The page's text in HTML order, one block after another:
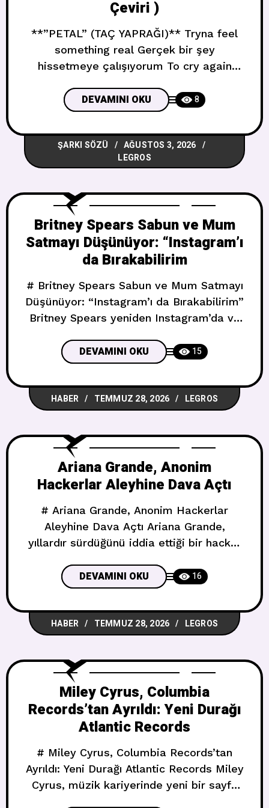
Çeviri )
**”PETAL” (TAÇ YAPRAĞI)** Tryna feel
something real Gerçek bir şey
hissetmeye çalışıyorum To cry again
needs tears Sanatçının gözyaşına ihtiyacı
var derler To write again Tekrar yazmak
için Cause all of my favorite stories
Çünkü en sevdiğim tüm hikayeler End in
some kind of catastrophe Bir tür
DEVAMINI OKU 8
ŞARKI SÖZÜ
AĞUSTOS 3, 2026
LEGROS
Britney Spears Sabun ve Mum
Satmayı Düşünüyor: “Instagram’ı
da Bırakabilirim
# Britney Spears Sabun ve Mum Satmayı
Düşünüyor: “Instagram’ı da Bırakabilirim”
Britney Spears yeniden Instagram’da ve
Ayak Yaralanması ve Dinlenme Dönemi
Pop prensesi Pazar günü paylaştığı bir
fotoğraf galerisinde son dönemdeki halini
anlattı. Galeri arasında soluk pembe
DEVAMINI OKU 15
HABER TEMMUZ 28, 2026 LEGROS
Ariana Grande, Anonim
Hackerlar Aleyhine Dava Açtı
# Ariana Grande, Anonim Hackerlar
Aleyhine Dava Açtı Ariana Grande,
yıllardır sürdüğünü iddia ettiği bir hacker
## Yayımlanmamış Şarkılar, Özel
Fotoğraflar, Sahne Arkası Görüntüler
Billboard’un haberine göre Grande,
Pazartesi günü Kaliforniya’da bir dava
cihazlarına sızarak yayımlanmamış
müzikleri, özel fotoğrafları ve
DEVAMINI OKU 16
HABER TEMMUZ 28, 2026 LEGROS
Miley Cyrus, Columbia
Records’tan Ayrıldı: Yeni Durağı
Atlantic Records
# Miley Cyrus, Columbia Records’tan
Ayrıldı: Yeni Durağı Atlantic Records Miley
Cyrus, müzik kariyerinde yeni bir sayfa